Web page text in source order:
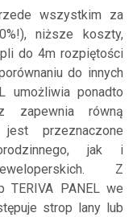
wszystkim za
niższe koszty,
do 4m rozpiętości
do innych
umożliwia ponadto
zapewnia równą
przeznaczone
jak i
Z
TERIVA PANEL we
strop lany lub